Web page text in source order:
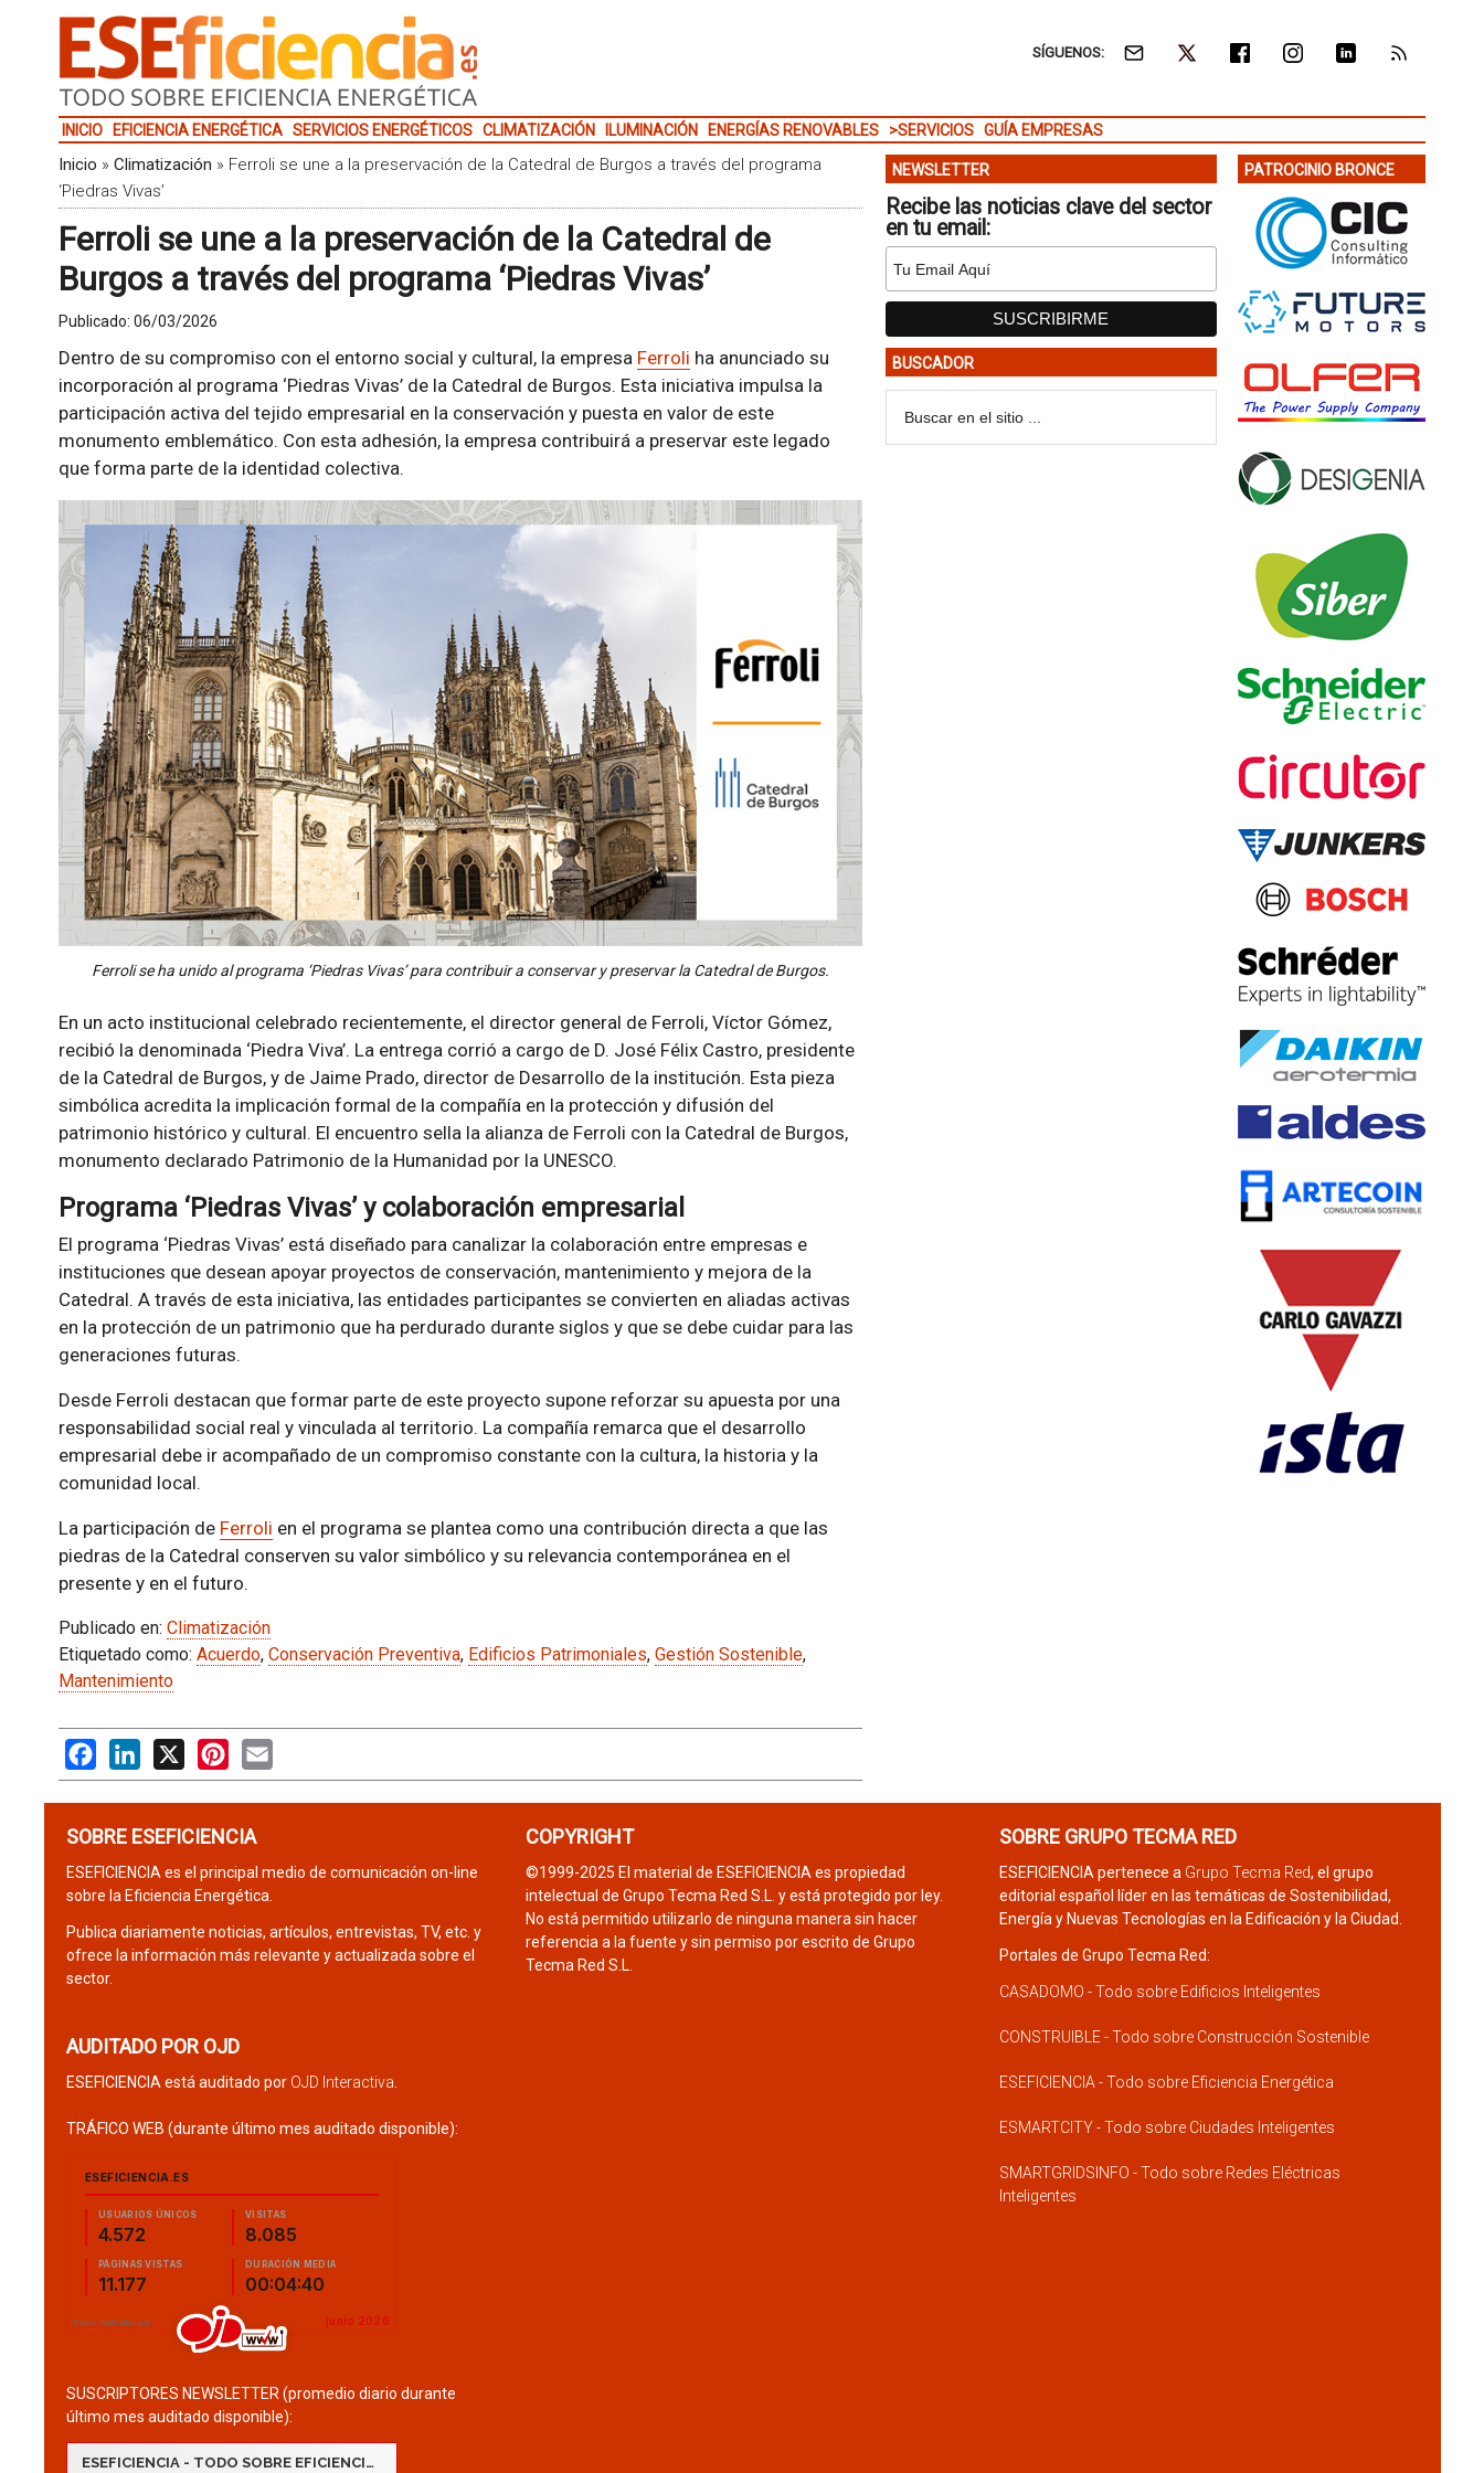
SÍGUENOS:
INICIO EFICIENCIA ENERGÉTICA SERVICIOS ENERGÉTICOS CLIMATIZACIÓN ILUMINACIÓN ENERGÍAS RENOVABLES >SERVICIOS GUÍA EMPRESAS
Inicio » Climatización » Ferroli se une a la preservación de la Catedral de Burgos a través del programa
‘Piedras Vivas’
Ferroli se une a la preservación de la Catedral de
Burgos a través del programa ‘Piedras Vivas’
Publicado: 06/03/2026
Dentro de su compromiso con el entorno social y cultural, la empresa Ferroli ha anunciado su
incorporación al programa ‘Piedras Vivas’ de la Catedral de Burgos. Esta iniciativa impulsa la
participación activa del tejido empresarial en la conservación y puesta en valor de este
monumento emblemático. Con esta adhesión, la empresa contribuirá a preservar este legado
que forma parte de la identidad colectiva.
Ferroli se ha unido al programa ‘Piedras Vivas’ para contribuir a conservar y preservar la Catedral de Burgos.
En un acto institucional celebrado recientemente, el director general de Ferroli, Víctor Gómez,
recibió la denominada ‘Piedra Viva’. La entrega corrió a cargo de D. José Félix Castro, presidente
de la Catedral de Burgos, y de Jaime Prado, director de Desarrollo de la institución. Esta pieza
simbólica acredita la implicación formal de la compañía en la protección y difusión del
patrimonio histórico y cultural. El encuentro sella la alianza de Ferroli con la Catedral de Burgos,
monumento declarado Patrimonio de la Humanidad por la UNESCO.
Programa ‘Piedras Vivas’ y colaboración empresarial
El programa ‘Piedras Vivas’ está diseñado para canalizar la colaboración entre empresas e
instituciones que desean apoyar proyectos de conservación, mantenimiento y mejora de la
Catedral. A través de esta iniciativa, las entidades participantes se convierten en aliadas activas
en la protección de un patrimonio que ha perdurado durante siglos y que se debe cuidar para las
generaciones futuras.
Desde Ferroli destacan que formar parte de este proyecto supone reforzar su apuesta por una
responsabilidad social real y vinculada al territorio. La compañía remarca que el desarrollo
empresarial debe ir acompañado de un compromiso constante con la cultura, la historia y la
comunidad local.
La participación de Ferroli en el programa se plantea como una contribución directa a que las
piedras de la Catedral conserven su valor simbólico y su relevancia contemporánea en el
presente y en el futuro.
Publicado en: Climatización
Etiquetado como: Acuerdo, Conservación Preventiva, Edificios Patrimoniales, Gestión Sostenible,
Mantenimiento
FacebookLinkedIn
X PinterestEmail
NEWSLETTER
Recibe las noticias clave del sector
en tu email:
BUSCADOR
PATROCINIO BRONCE
SOBRE ESEFICIENCIA
ESEFICIENCIA es el principal medio de comunicación on-line
sobre la Eficiencia Energética.
Publica diariamente noticias, artículos, entrevistas, TV, etc. y
ofrece la información más relevante y actualizada sobre el
sector.
AUDITADO POR OJD
ESEFICIENCIA está auditado por OJD Interactiva
TRÁFICO WEB (durante último mes auditado disponible):
SUSCRIPTORES NEWSLETTER (promedio diario durante
último mes auditado disponible):
COPYRIGHT
©1999-2025 El material de ESEFICIENCIA es propiedad
intelectual de Grupo Tecma Red S.L. y está protegido por ley.
No está permitido utilizarlo de ninguna manera sin hacer
referencia a la fuente y sin permiso por escrito de Grupo
Tecma Red S.L.
SOBRE GRUPO TECMA RED
ESEFICIENCIA pertenece a Grupo Tecma Red, el grupo
editorial español líder en las temáticas de Sostenibilidad,
Energía y Nuevas Tecnologías en la Edificación y la Ciudad.
Portales de Grupo Tecma Red:
CASADOMO - Todo sobre Edificios Inteligentes
CONSTRUIBLE - Todo sobre Construcción Sostenible
ESEFICIENCIA - Todo sobre Eficiencia Energética
ESMARTCITY - Todo sobre Ciudades Inteligentes
SMARTGRIDSINFO - Todo sobre Redes Eléctricas
Inteligentes